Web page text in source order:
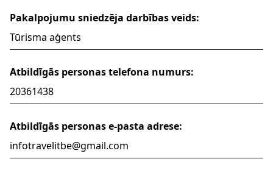
Pakalpojumu sniedzēja darbības veids:
Tūrisma aģents
Atbildīgās personas telefona numurs:
20361438
Atbildīgās personas e-pasta adrese:
infotravelitbe@gmail.com